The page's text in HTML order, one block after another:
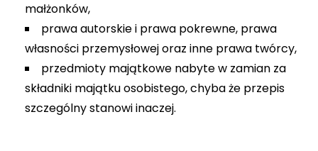
małżonków,
prawa autorskie i prawa pokrewne, prawa
własności przemysłowej oraz inne prawa twórcy,
przedmioty majątkowe nabyte w zamian za
składniki majątku osobistego, chyba że przepis
szczególny stanowi inaczej.